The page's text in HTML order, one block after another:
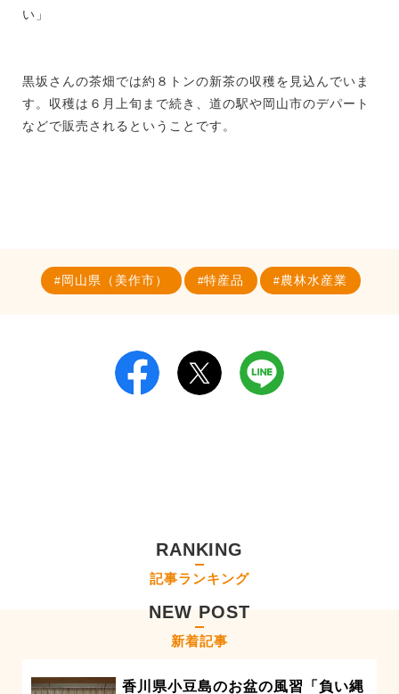
い」
黒坂さんの茶畑では約８トンの新茶の収穫を見込んでいま
す。収穫は６月上旬まで続き、道の駅や岡山市のデパート
などで販売されるということです。
岡山県（美作市） 特産品 農林水産業
RANKING
記事ランキング
NEW POST
新着記事
香川県小豆島のお盆の風習「負い縄